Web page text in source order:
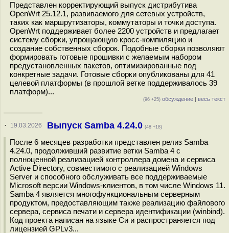
Представлен корректирующий выпуск дистрибутива
OpenWrt 25.12.1, развиваемого для сетевых устройств,
таких как маршрутизаторы, коммутаторы и точки доступа.
OpenWrt поддерживает более 2200 устройств и предлагает
систему сборки, упрощающую кросс-компиляцию и
создание собственных сборок. Подобные сборки позволяют
формировать готовые прошивки с желаемым набором
предустановленных пакетов, оптимизированные под
конкретные задачи. Готовые сборки опубликованы для 41
целевой платформы (в прошлой ветке поддерживалось 39
платформ)...
(96 +25) обсуждение | весь текст
· 19.03.2026 Выпуск Samba 4.24.0 (48 +18)
После 6 месяцев разработки представлен релиз Samba
4.24.0, продолживший развитие ветки Samba 4 с
полноценной реализацией контроллера домена и сервиса
Active Directory, совместимого с реализацией Windows
Server и способного обслуживать все поддерживаемые
Microsoft версии Windows-клиентов, в том числе Windows 11.
Samba 4 является многофункциональным серверным
продуктом, предоставляющим также реализацию файлового
сервера, сервиса печати и сервера идентификации (winbind).
Код проекта написан на языке Си и распространяется под
лицензией GPLv3...